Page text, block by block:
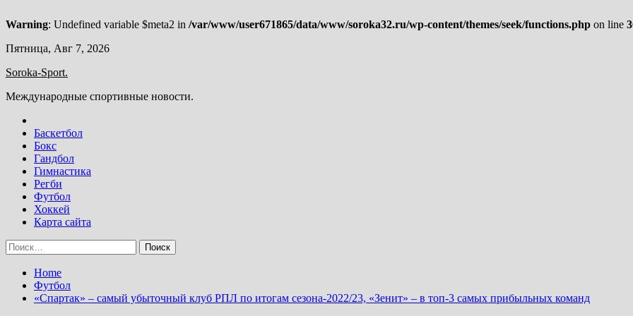
Warning: Undefined variable $meta2 in /var/www/user671865/data/www/soroka32.ru/wp-content/themes/seek/functions.php on line
Skip
content
Пятница, Авг 7, 2026
Soroka-Sport.
Международные спортивные новости.
Баскетбол
Бокс
Гандбол
Гимнастика
Регби
Футбол
Хоккей
Карта сайта
Найти:
Home
Футбол
«Спартак» – самый убыточный клуб РПЛ по итогам сезона-2022/23, «Зенит» – в топ-3 самых прибыльных команд